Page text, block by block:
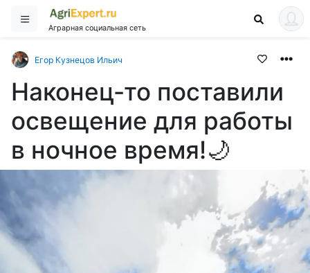
Аграрная социальная сеть
Егор Кузнецов Ильич
Наконец-то поставили
освещение для работы
в ночное время!🌙